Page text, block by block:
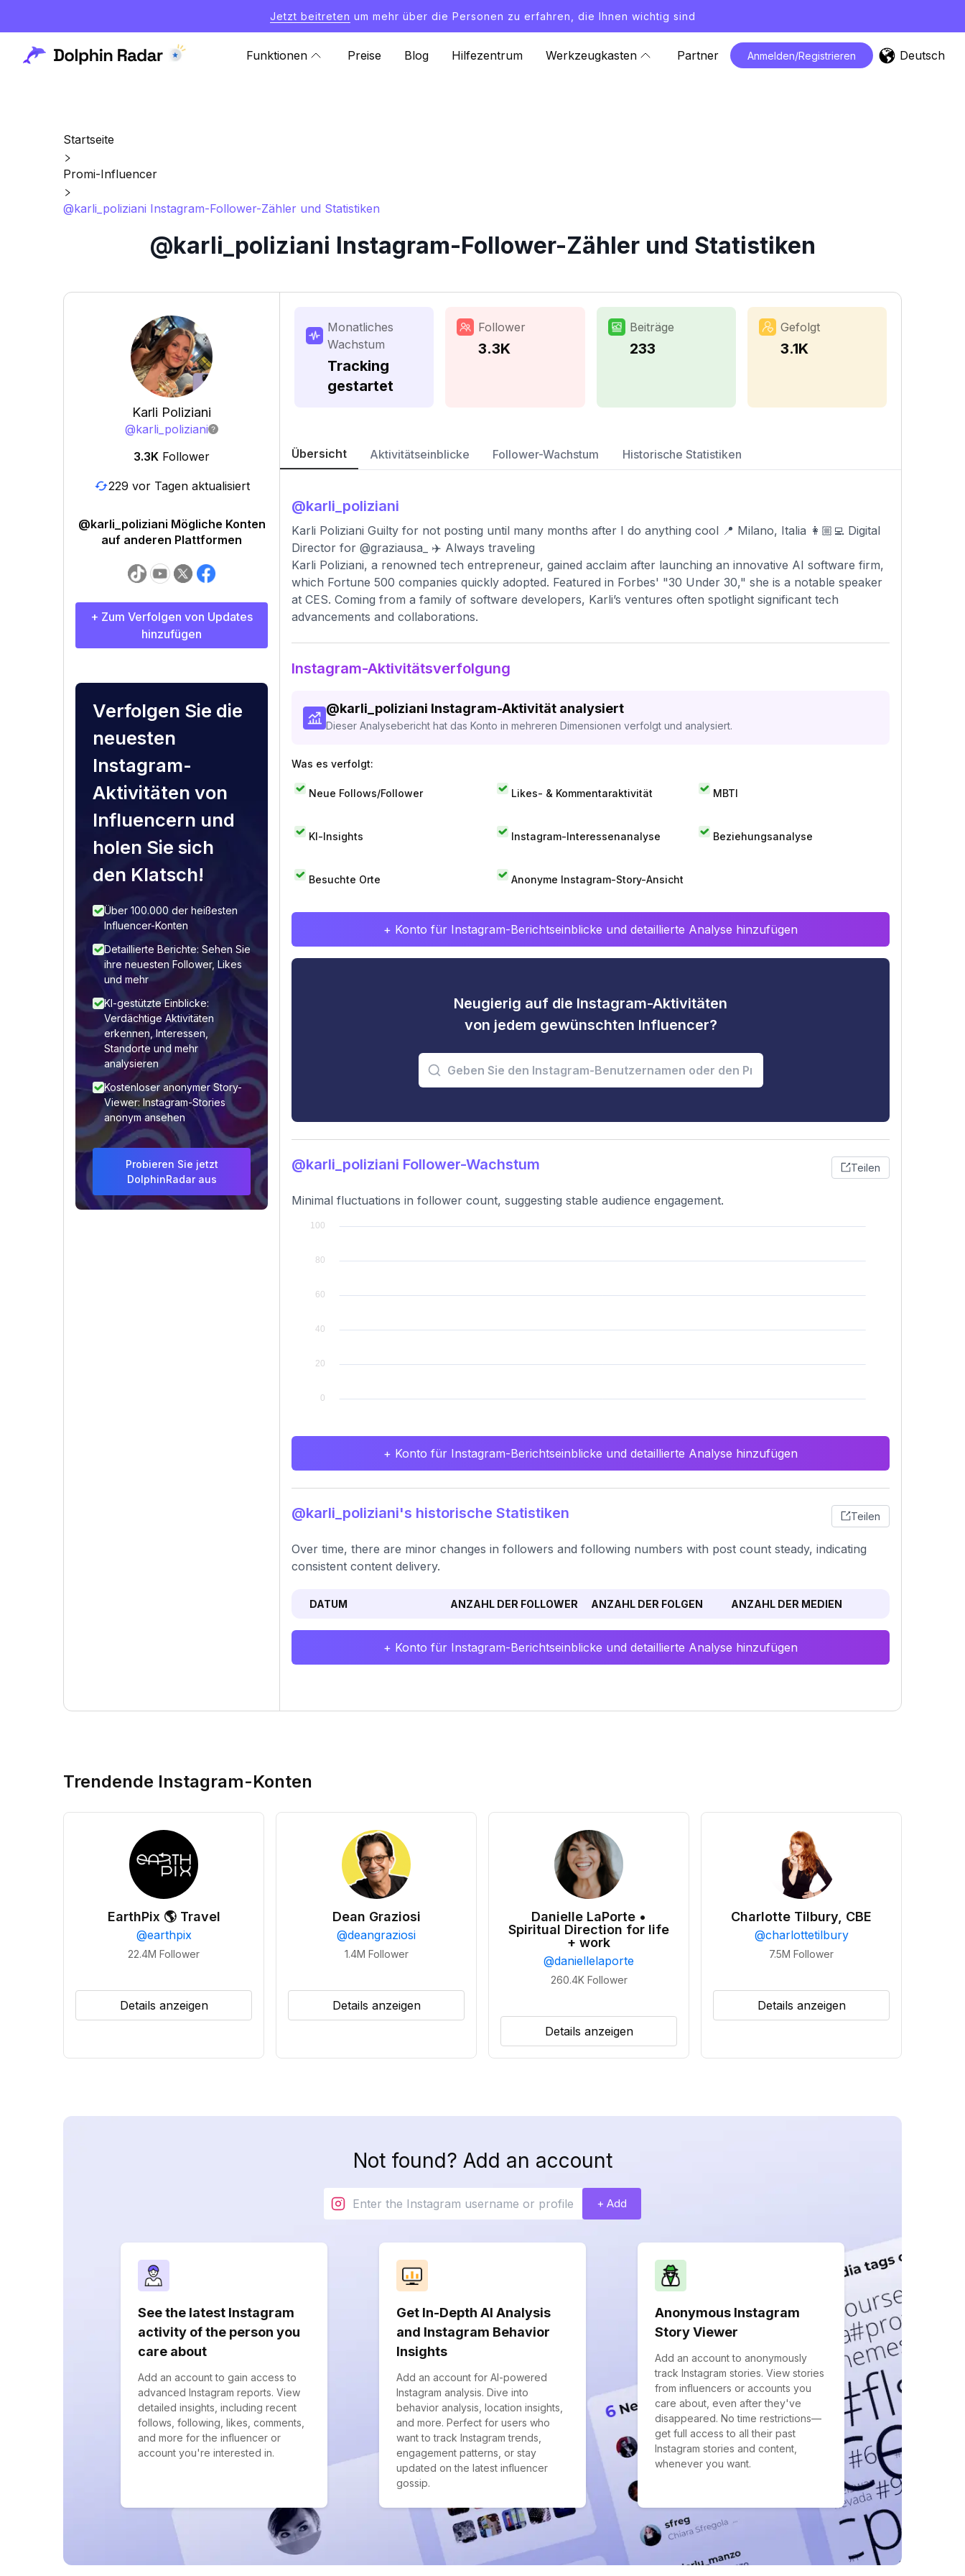
Jetzt beitreten um mehr über die Personen zu erfahren, die Ihnen wichtig sind
Funktionen Preise Blog Hilfezentrum Werkzeugkasten Partner Anmelden/Registrieren Deutsch
Startseite
Promi-Influencer
@karli_poliziani Instagram-Follower-Zähler und Statistiken
@karli_poliziani Instagram-Follower-Zähler und Statistiken
Karli Poliziani
@karli_poliziani
3.3K Follower
229 vor Tagen aktualisiert
@karli_poliziani Mögliche Konten
auf anderen Plattformen
+ Zum Verfolgen von Updates
hinzufügen
Verfolgen Sie die
neuesten
Instagram-
Aktivitäten von
Influencern und
holen Sie sich
den Klatsch!
Über 100.000 der heißesten
Influencer-Konten
Detaillierte Berichte: Sehen Sie
ihre neuesten Follower, Likes
und mehr
KI-gestützte Einblicke:
Verdächtige Aktivitäten
erkennen, Interessen,
Standorte und mehr
analysieren
Kostenloser anonymer Story-
Viewer: Instagram-Stories
anonym ansehen
Probieren Sie jetzt
DolphinRadar aus
Monatliches
Wachstum
Tracking
gestartet
Follower
3.3K
Beiträge
233
Gefolgt
3.1K
Übersicht Aktivitätseinblicke Follower-Wachstum Historische Statistiken
@karli_poliziani
Karli Poliziani Guilty for not posting until many months after I do anything cool 📍 Milano, Italia 👩🏼‍💻 Digital
Director for @graziausa_ ✈️ Always traveling
Karli Poliziani, a renowned tech entrepreneur, gained acclaim after launching an innovative AI software firm,
which Fortune 500 companies quickly adopted. Featured in Forbes' "30 Under 30," she is a notable speaker
at CES. Coming from a family of software developers, Karli’s ventures often spotlight significant tech
advancements and collaborations.
Instagram-Aktivitätsverfolgung
@karli_poliziani Instagram-Aktivität analysiert
Dieser Analysebericht hat das Konto in mehreren Dimensionen verfolgt und analysiert.
Was es verfolgt:
Neue Follows/Follower Likes- & Kommentaraktivität MBTI
KI-Insights Instagram-Interessenanalyse Beziehungsanalyse
Besuchte Orte Anonyme Instagram-Story-Ansicht
+ Konto für Instagram-Berichtseinblicke und detaillierte Analyse hinzufügen
Neugierig auf die Instagram-Aktivitäten
von jedem gewünschten Influencer?
@karli_poliziani Follower-Wachstum Teilen
Minimal fluctuations in follower count, suggesting stable audience engagement.
+ Konto für Instagram-Berichtseinblicke und detaillierte Analyse hinzufügen
@karli_poliziani's historische Statistiken Teilen
Over time, there are minor changes in followers and following numbers with post count steady, indicating
consistent content delivery.
DATUM ANZAHL DER FOLLOWER ANZAHL DER FOLGEN ANZAHL DER MEDIEN
+ Konto für Instagram-Berichtseinblicke und detaillierte Analyse hinzufügen
Trendende Instagram-Konten
EarthPix 🌎 Travel
@earthpix
22.4M Follower
Details anzeigen
Dean Graziosi
@deangraziosi
1.4M Follower
Details anzeigen
Danielle LaPorte •
Spiritual Direction for life
+ work
@daniellelaporte
260.4K Follower
Details anzeigen
Charlotte Tilbury, CBE
@charlottetilbury
7.5M Follower
Details anzeigen
Not found? Add an account
+ Add
See the latest Instagram
activity of the person you
care about
Add an account to gain access to
advanced Instagram reports. View
detailed insights, including recent
follows, following, likes, comments,
and more for the influencer or
account you're interested in.
Get In-Depth AI Analysis
and Instagram Behavior
Insights
Add an account for AI-powered
Instagram analysis. Dive into
behavior analysis, location insights,
and more. Perfect for users who
want to track Instagram trends,
engagement patterns, or stay
updated on the latest influencer
gossip.
Anonymous Instagram
Story Viewer
Add an account to anonymously
track Instagram stories. View stories
from influencers or accounts you
care about, even after they've
disappeared. No time restrictions—
get full access to all their past
Instagram stories and content,
whenever you want.